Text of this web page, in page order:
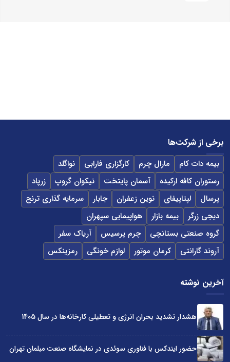
برخی از شرکت‌ها
بیمه دات کام مارال چرم کارگزاری فارابی
نواگلد
رستوران کافه ارکیده
آسمان پایتخت نیکوان گروپ
زرپاد
پرسال
لپتاپیفای نوین زعفران جابار
سرمایه گذاری ترنج
دیجی زرگر
بیمه بازار
هواپیمایی سپهران
گروه صنعتی بستانچی
چرم پرسیس
آریاک سفر
آروند گارانتی
کرمان موتور لوازم خونگی رمزینکس
آخرین نوشته
هشدار تشدید بحران انرژی و تعطیلی کارخانه‌ها در سال 1405
حضور ایندکس با فناوری سوئدی در نمایشگاه صنعت مبلمان تهران